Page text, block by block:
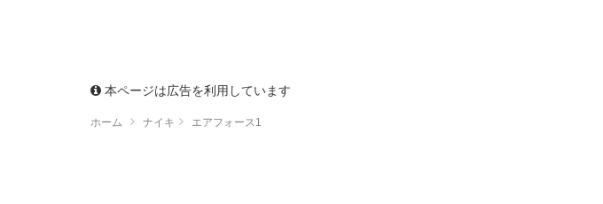
本ページは広告を利用しています
ホーム ナイキ エアフォース1